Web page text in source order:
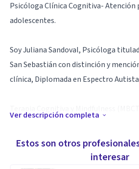
Psicóloga Clínica Cognitiva- Atención
adolescentes.
Soy Juliana Sandoval, Psicóloga
San Sebastián con distinción y
clínica, Diplomada en Espectro
Ver descripción completa
Estos son otros
interesar